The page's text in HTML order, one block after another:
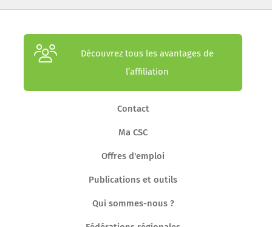
Découvrez tous les avantages de
l’affiliation
Contact
Ma CSC
Offres d'emploi
Publications et outils
Qui sommes-nous ?